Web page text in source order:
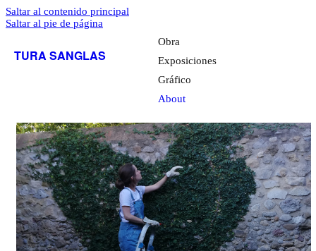
Saltar al contenido principal
Saltar al pie de página
TURA SANGLAS
Obra
Exposiciones
Gráfico
About